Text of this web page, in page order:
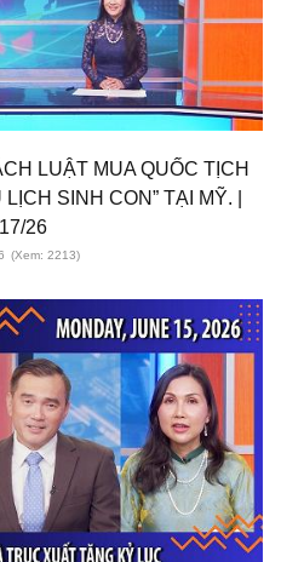
LUẬT MUA QUỐC TỊCH
SINH CON” TẠI MỸ. |
26
(Xem: 2213)